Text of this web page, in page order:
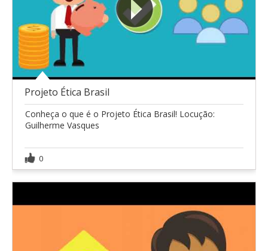
Projeto Ética Brasil
Conheça o que é o Projeto Ética Brasil! Locução:
Guilherme Vasques
0